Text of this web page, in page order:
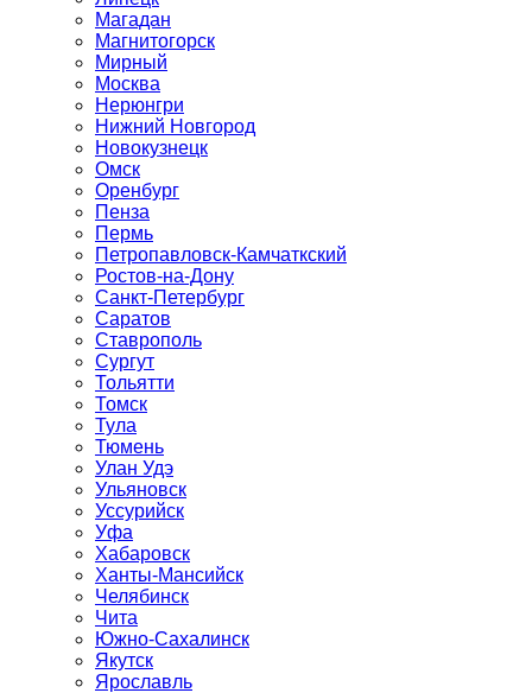
Магадан
Магнитогорск
Мирный
Москва
Нерюнгри
Нижний Новгород
Новокузнецк
Омск
Оренбург
Пенза
Пермь
Петропавловск-Камчаткский
Ростов-на-Дону
Санкт-Петербург
Саратов
Ставрополь
Сургут
Тольятти
Томск
Тула
Тюмень
Улан Удэ
Ульяновск
Уссурийск
Уфа
Хабаровск
Ханты-Мансийск
Челябинск
Чита
Южно-Cахалинск
Якутск
Ярославль